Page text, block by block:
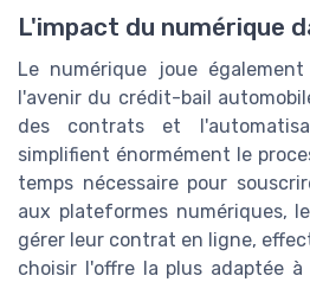
L'impact du numérique
Le numérique joue
l'avenir du crédit-bail
des contrats et
simplifient énormément le
temps nécessaire pour
aux plateformes numériques,
gérer leur contrat en ligne,
choisir l'offre la plus adaptée